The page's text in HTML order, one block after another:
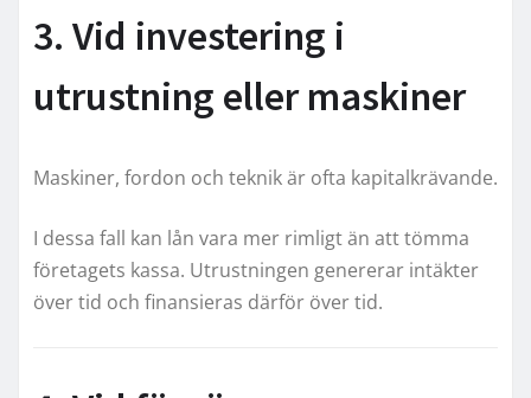
3. Vid investering i
utrustning eller maskiner
Maskiner, fordon och teknik är ofta kapitalkrävande.
I dessa fall kan lån vara mer rimligt än att tömma
företagets kassa. Utrustningen genererar intäkter
över tid och finansieras därför över tid.